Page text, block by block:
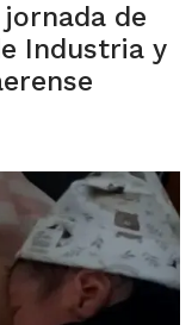
de
Industria y